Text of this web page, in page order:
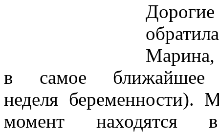
Марина,
в самое
неделя беременности).
момент находятся в